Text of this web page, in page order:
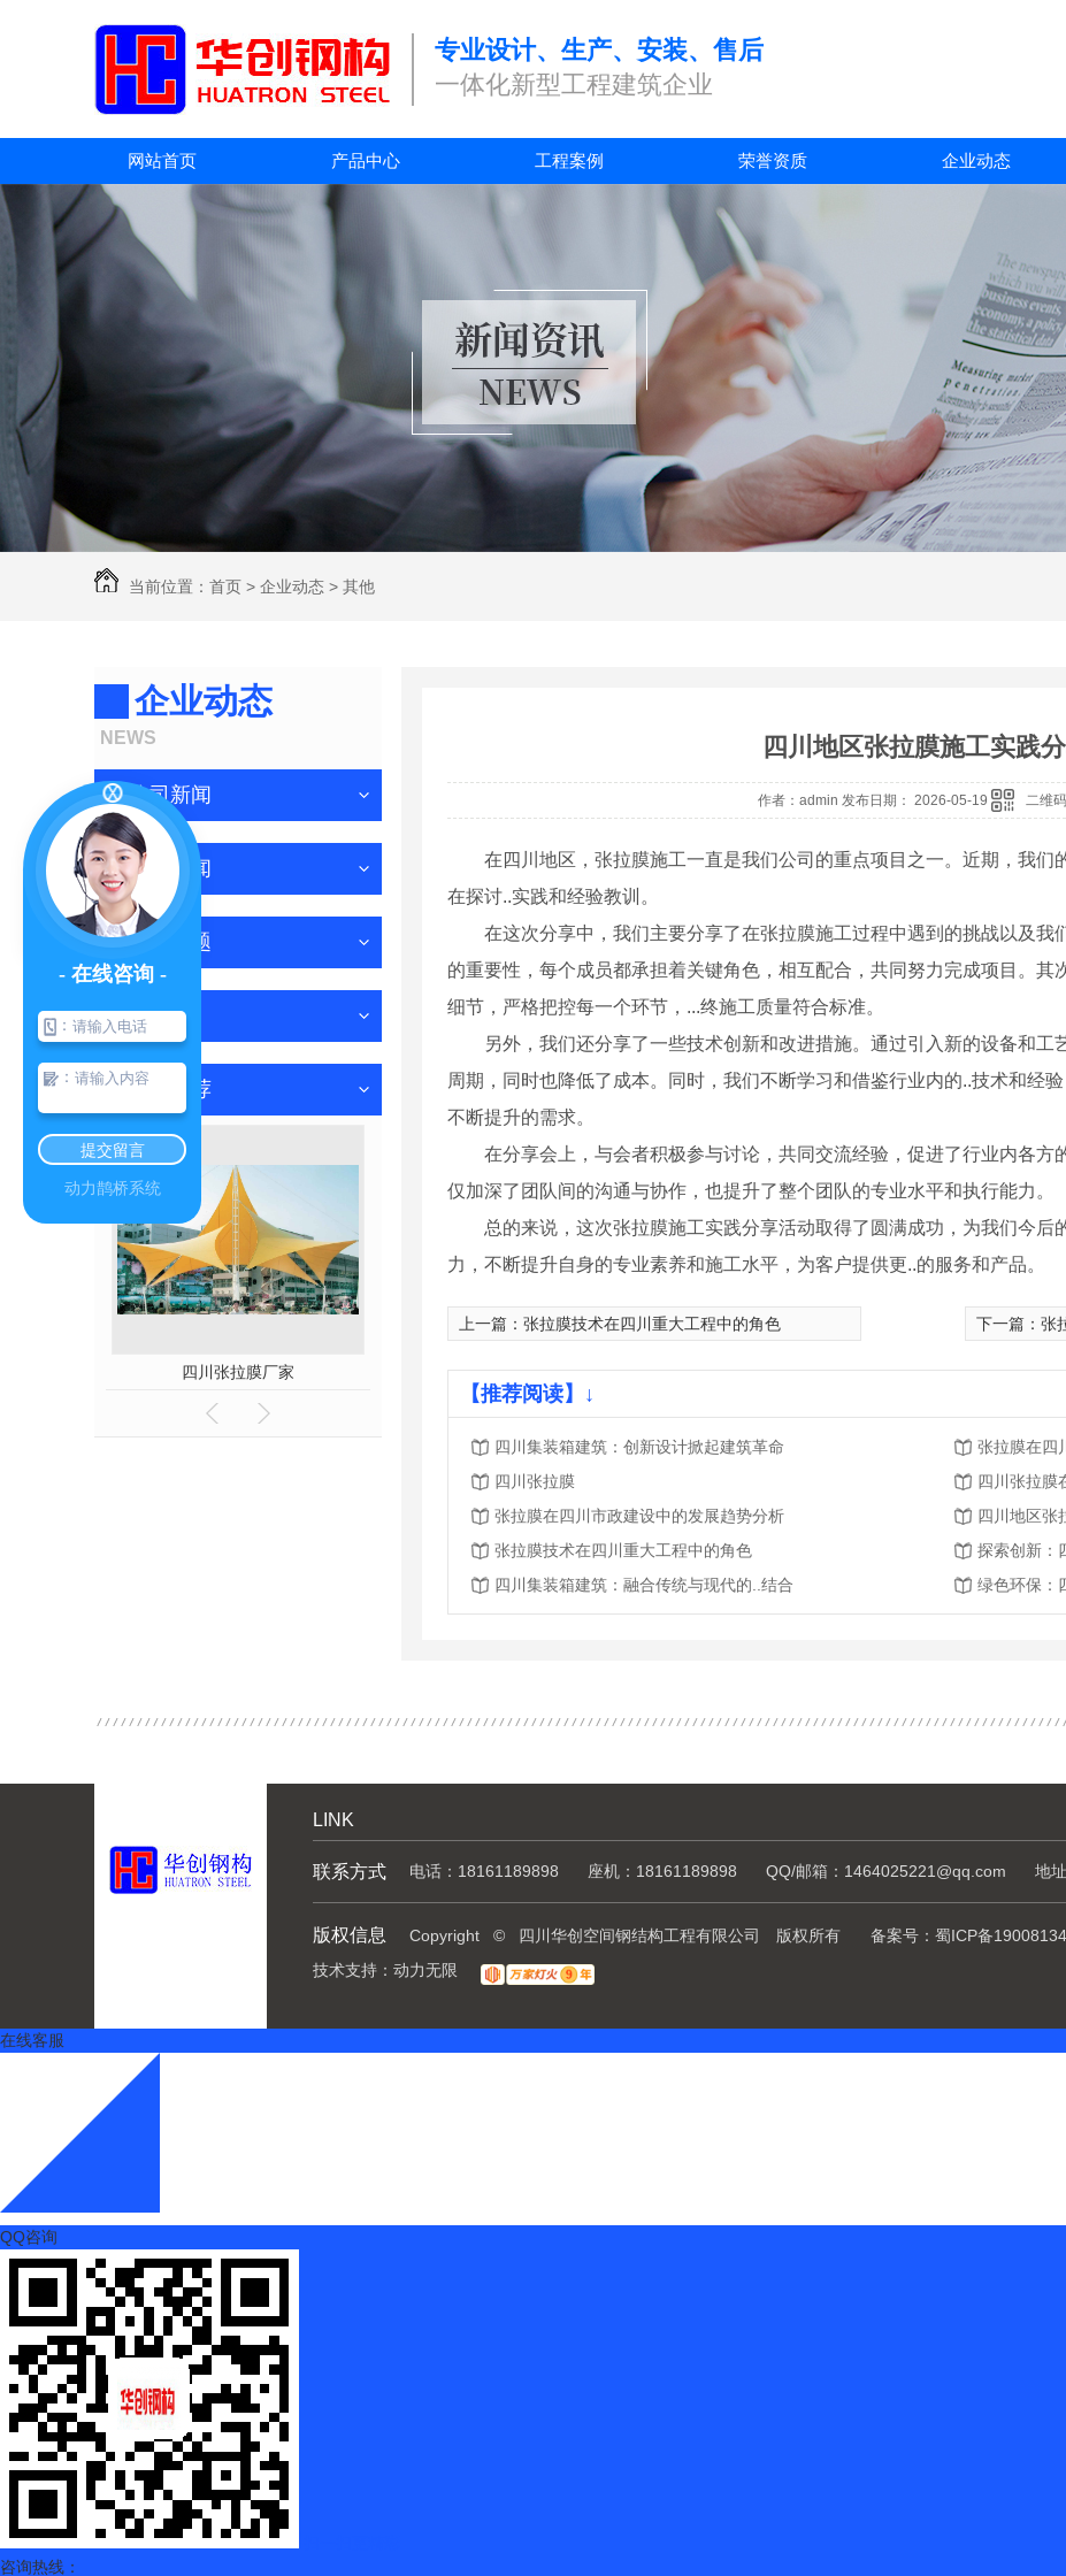
专业设计、生产、安装、售后
一体化新型工程建筑企业
网站首页 产品中心 工程案例 荣誉资质 企业动态
当前位置： 首页 > 企业动态 > 其他
企业动态
NEWS
公司新闻
行业新闻
常见问题
其他
热门推荐
四川张拉膜厂家 四川模块建筑厂家 四川膜结构厂家
四川地区张拉膜施工实践
作者：admin 发布日期： 2026-05-19 二维
在四川地区，张拉膜施工一直是我们公司的重点项目之一。近期，我们
在探讨..实践和经验教训。
在这次分享中，我们主要分享了在张拉膜施工过程中遇到的挑战以及我
的重要性，每个成员都承担着关键角色，相互配合，共同努力完成项目。其
细节，严格把控每一个环节，...终施工质量符合标准。
另外，我们还分享了一些技术创新和改进措施。通过引入新的设备和工
周期，同时也降低了成本。同时，我们不断学习和借鉴行业内的..技术和经
不断提升的需求。
在分享会上，与会者积极参与讨论，共同交流经验，促进了行业内各方
仅加深了团队间的沟通与协作，也提升了整个团队的专业水平和执行能力。
总的来说，这次张拉膜施工实践分享活动取得了圆满成功，为我们今后
力，不断提升自身的专业素养和施工水平，为客户提供更..的服务和产品。
上一篇： 张拉膜技术在四川重大工程中的角色 下一篇： 张
【推荐阅读】↓
四川集装箱建筑：创新设计掀起建筑革命
张拉膜在四
四川张拉膜
四川张拉膜
张拉膜在四川市政建设中的发展趋势分析
四川地区张
张拉膜技术在四川重大工程中的角色
探索创新：
四川集装箱建筑：融合传统与现代的..结合
绿色环保：
LINK
联系方式 电话：18161189898 座机：18161189898 QQ/邮箱：1464025221@qq.com 地
版权信息 Copyright © 四川华创空间钢结构工程有限公司 版权所有 备案号： 蜀ICP备
技术支持： 动力无限
在线客服
QQ咨询
咨询热线：
- 在线咨询 -
：
：
提交留言
动力鹊桥系统